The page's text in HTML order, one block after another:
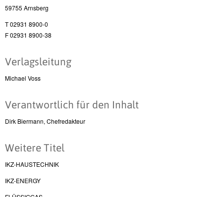
59755 Arnsberg
T 02931 8900-0
F 02931 8900-38
Verlagsleitung
Michael Voss
Verantwortlich für den Inhalt
Dirk Biermann, Chefredakteur
Weitere Titel
IKZ-HAUSTECHNIK
IKZ-ENERGY